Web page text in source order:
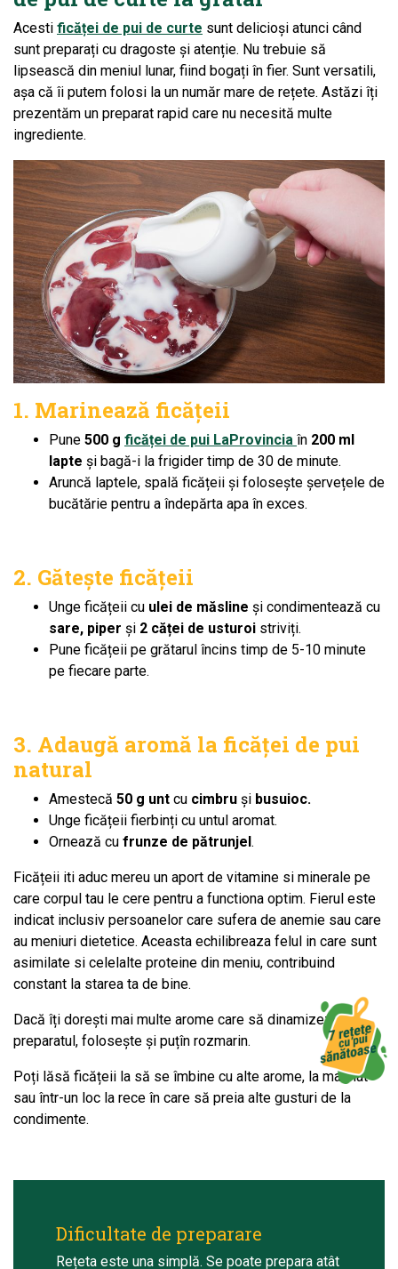
Acesti ficăței de pui de curte sunt delicioși atunci când
sunt preparați cu dragoste și atenție. Nu trebuie să
lipsească din meniul lunar, fiind bogați în fier. Sunt versatili,
așa că îi putem folosi la un număr mare de rețete. Astăzi îți
prezentăm un preparat rapid care nu necesită multe
ingrediente.
1. Marinează ficățeii
Pune 500 g ficăței de pui LaProvincia în 200 ml
lapte și bagă-i la frigider timp de 30 de minute.
Aruncă laptele, spală ficățeii și folosește șervețele de
bucătărie pentru a îndepărta apa în exces.
2. Gătește ficățeii
Unge ficățeii cu ulei de măsline și condimentează cu
sare, piper și 2 căței de usturoi striviți.
Pune ficățeii pe grătarul încins timp de 5-10 minute
pe fiecare parte.
3. Adaugă aromă la ficăței de pui
natural
Amestecă 50 g unt cu cimbru și busuioc.
Unge ficățeii fierbinți cu untul aromat.
Ornează cu frunze de pătrunjel .
Ficățeii iti aduc mereu un aport de vitamine si minerale pe
care corpul tau le cere pentru a functiona optim. Fierul este
indicat inclusiv persoanelor care sufera de anemie sau care
au meniuri dietetice. Aceasta echilibreaza felul in care sunt
asimilate si celelalte proteine din meniu, contribuind
constant la starea ta de bine.
Dacă îți dorești mai multe arome care să dinamizeze
preparatul, folosește și puțîn rozmarin.
Poți lăsă ficățeii la să se îmbine cu alte arome, la marinat
sau într-un loc la rece în care să preia alte gusturi de la
condimente.
Dificultate de preparare
Rețeta este una simplă. Se poate prepara atât